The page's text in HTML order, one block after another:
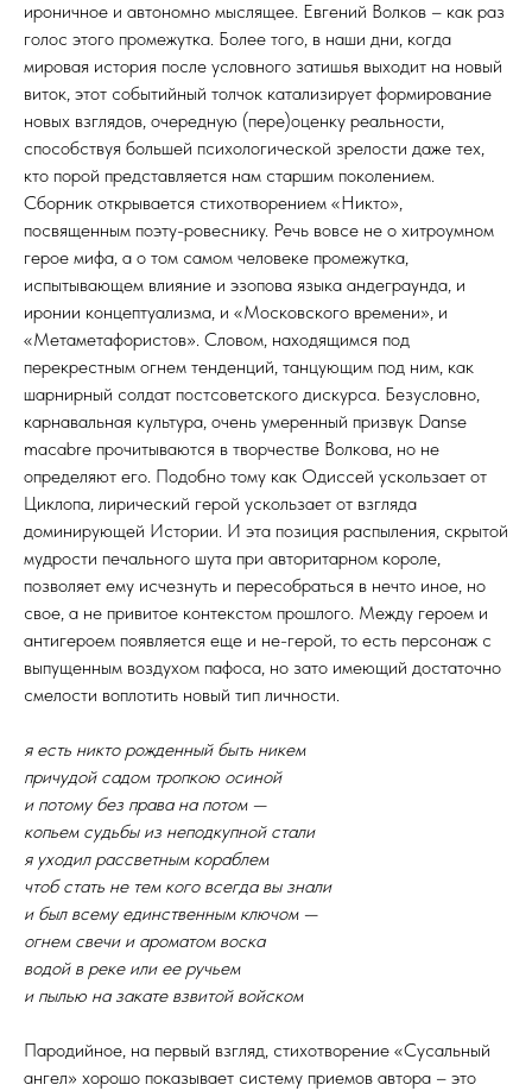
ироничное и автономно мыслящее. Евгений Волков – как раз
голос этого промежутка. Более того, в наши дни, когда
мировая история после условного затишья выходит на новый
виток, этот событийный толчок катализирует формирование
новых взглядов, очередную (пере)оценку реальности,
способствуя большей психологической зрелости даже тех,
кто порой представляется нам старшим поколением.
Сборник открывается стихотворением «Никто»,
посвященным поэту-ровеснику. Речь вовсе не о хитроумном
герое мифа, а о том самом человеке промежутка,
испытывающем влияние и эзопова языка андеграунда, и
иронии концептуализма, и «Московского времени», и
«Метаметафористов». Словом, находящимся под
перекрестным огнем тенденций, танцующим под ним, как
шарнирный солдат постсоветского дискурса. Безусловно,
карнавальная культура, очень умеренный призвук Danse
macabre прочитываются в творчестве Волкова, но не
определяют его. Подобно тому как Одиссей ускользает от
Циклопа, лирический герой ускользает от взгляда
доминирующей Истории. И эта позиция распыления, скрытой
мудрости печального шута при авторитарном короле,
позволяет ему исчезнуть и пересобраться в нечто иное, но
свое, а не привитое контекстом прошлого. Между героем и
антигероем появляется еще и не-герой, то есть персонаж с
выпущенным воздухом пафоса, но зато имеющий достаточно
смелости воплотить новый тип личности.
я есть никто рожденный быть никем
причудой садом тропкою осиной
и потому без права на потом —
копьем судьбы из неподкупной стали
я уходил рассветным кораблем
чтоб стать не тем кого всегда вы знали
и был всему единственным ключом —
огнем свечи и ароматом воска
водой в реке или ее ручьем
и пылью на закате взвитой войском
Пародийное, на первый взгляд, стихотворение «Сусальный
ангел» хорошо показывает систему приемов автора – это